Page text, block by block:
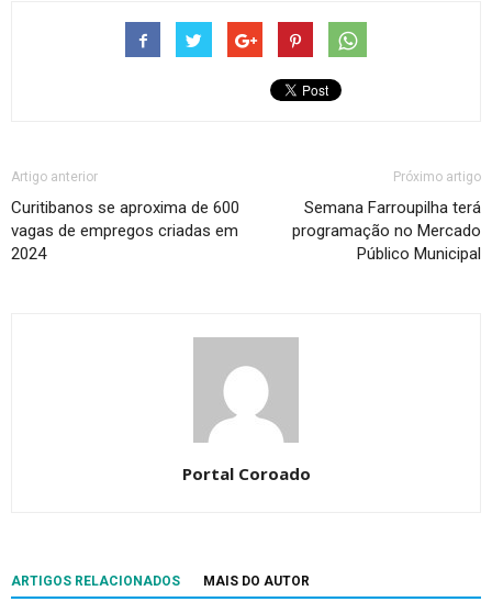
Artigo anterior
Curitibanos se aproxima de 600
vagas de empregos criadas em
2024
Próximo artigo
Semana Farroupilha terá
programação no Mercado
Público Municipal
Portal Coroado
ARTIGOS RELACIONADOS MAIS DO AUTOR